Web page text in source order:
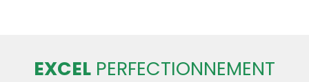
EXCEL PERFECTIONNEMENT